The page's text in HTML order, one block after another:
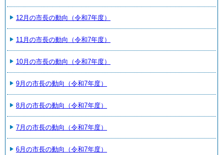
12月の市長の動向（令和7年度）
11月の市長の動向（令和7年度）
10月の市長の動向（令和7年度）
9月の市長の動向（令和7年度）
8月の市長の動向（令和7年度）
7月の市長の動向（令和7年度）
6月の市長の動向（令和7年度）